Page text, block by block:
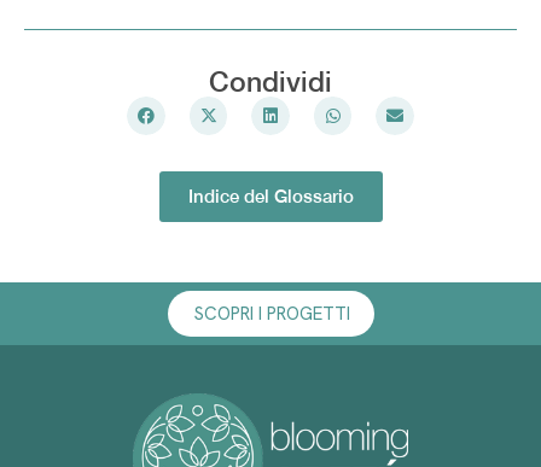
Condividi
Indice del Glossario
SCOPRI I PROGETTI